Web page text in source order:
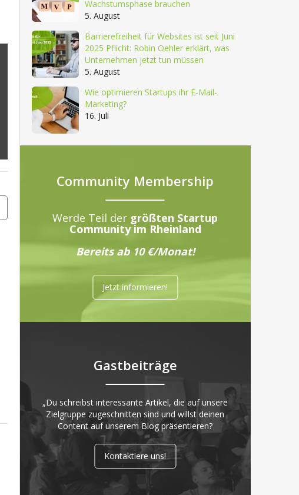
Wachstumsphase brauchen
5. August
Barrierefreiheit für Websites ist seit Juni
2025 Pflicht: Robin Oehler erklärt, was
Unternehmen jetzt tun müssen
5. August
Wie optimieren Startups ihr E-Mail-
Marketing?
16. Juli
Community Membership
Werde Teil der größten Startup
Community im Rheinland
Bereits ab 10 €/Monat!
Jetzt informieren!
Gastbeiträge
„Du schreibst interessante Artikel, die auf unsere
Zielgruppe zugeschnitten sind und willst deinen
Content auf unserem Blog präsentieren?
Kontaktiere uns!